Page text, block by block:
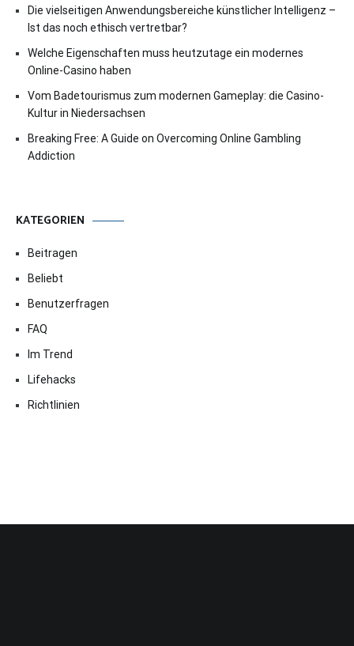
Die vielseitigen Anwendungsbereiche künstlicher Intelligenz –
Ist das noch ethisch vertretbar?
Welche Eigenschaften muss heutzutage ein modernes
Online-Casino haben
Vom Badetourismus zum modernen Gameplay: die Casino-
Kultur in Niedersachsen
Breaking Free: A Guide on Overcoming Online Gambling
Addiction
KATEGORIEN
Beitragen
Beliebt
Benutzerfragen
FAQ
Im Trend
Lifehacks
Richtlinien